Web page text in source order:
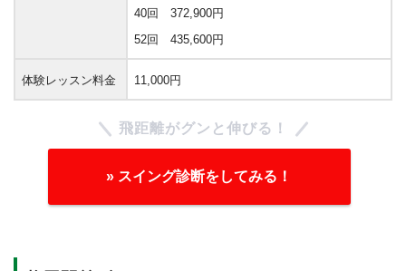
40回 372,900円
52回 435,600円
体験レッスン料金 11,000円
飛距離がグンと伸びる！
» スイング診断をしてみる！